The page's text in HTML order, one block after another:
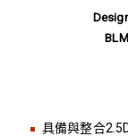
BLM
具備與整合